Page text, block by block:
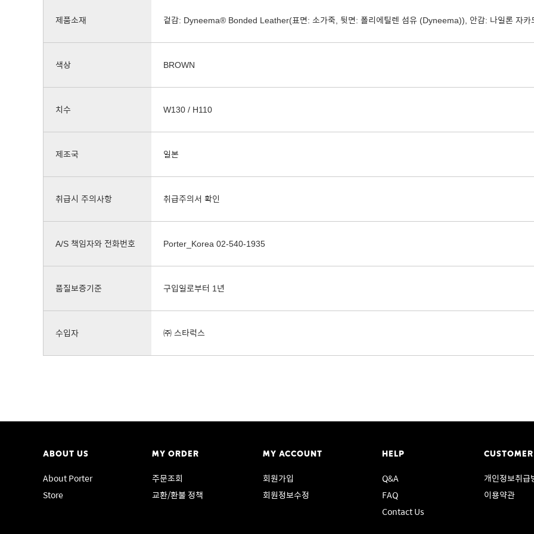
제품소재 겉감: Dyneema® Bonded Leather(표면: 소가죽, 뒷면: 폴리에틸렌 섬유 (Dyneema)), 안감: 나일론 자카
색상 BROWN
치수 W130 / H110
제조국 일본
취급시 주의사항 취급주의서 확인
A/S 책임자와 전화번호 Porter_Korea 02-540-1935
품질보증기준 구입일로부터 1년
수입자 ㈜ 스타럭스
ABOUT US
About Porter
Store
MY ORDER
주문조회
교환/환불 정책
MY ACCOUNT
회원가입
회원정보수정
HELP
Q&A
FAQ
Contact Us
개인정보취급
이용약관